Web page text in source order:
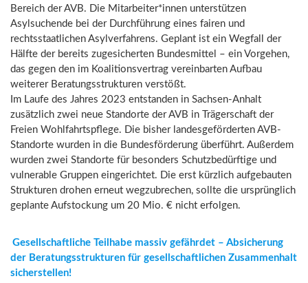
Bereich der AVB. Die Mitarbeiter*innen unterstützen
Asylsuchende bei der Durchführung eines fairen und
rechtsstaatlichen Asylverfahrens. Geplant ist ein Wegfall der
Hälfte der bereits zugesicherten Bundesmittel – ein Vorgehen,
das gegen den im Koalitionsvertrag vereinbarten Aufbau
weiterer Beratungsstrukturen verstößt.
Im Laufe des Jahres 2023 entstanden in Sachsen-Anhalt
zusätzlich zwei neue Standorte der AVB in Trägerschaft der
Freien Wohlfahrtspflege. Die bisher landesgeförderten AVB-
Standorte wurden in die Bundesförderung überführt. Außerdem
wurden zwei Standorte für besonders Schutzbedürftige und
vulnerable Gruppen eingerichtet. Die erst kürzlich aufgebauten
Strukturen drohen erneut wegzubrechen, sollte die ursprünglich
geplante Aufstockung um 20 Mio. € nicht erfolgen.
Gesellschaftliche Teilhabe massiv gefährdet – Absicherung
der Beratungsstrukturen für gesellschaftlichen Zusammenhalt
sicherstellen!